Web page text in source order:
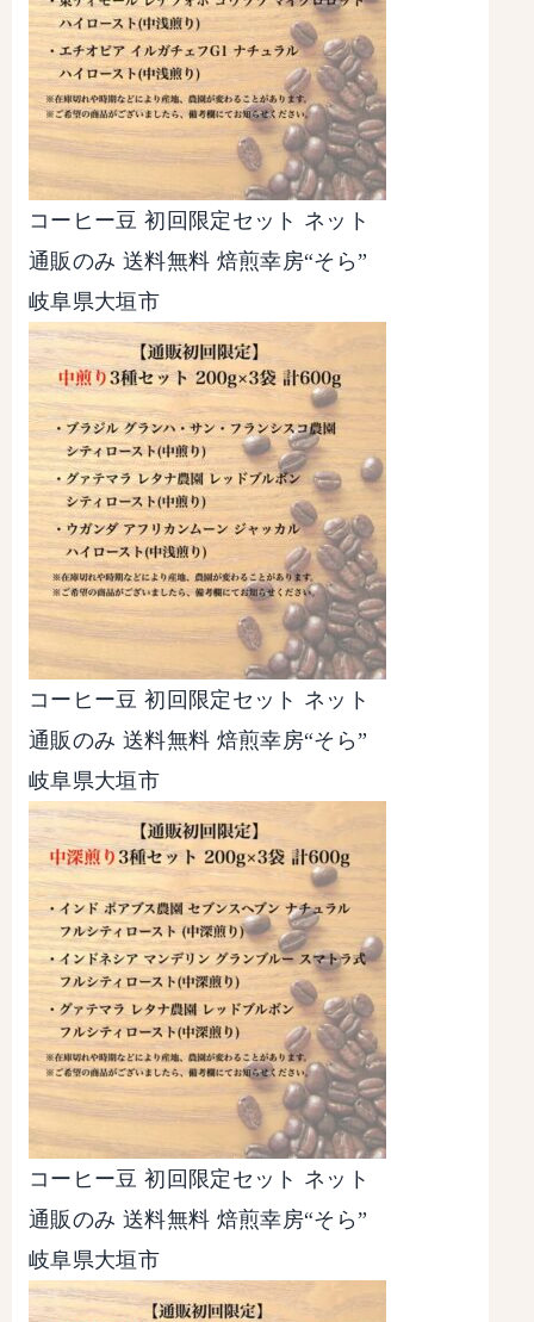
コーヒー豆 初回限定セット ネット
通販のみ 送料無料 焙煎幸房“そら”
岐阜県大垣市
コーヒー豆 初回限定セット ネット
通販のみ 送料無料 焙煎幸房“そら”
岐阜県大垣市
コーヒー豆 初回限定セット ネット
通販のみ 送料無料 焙煎幸房“そら”
岐阜県大垣市